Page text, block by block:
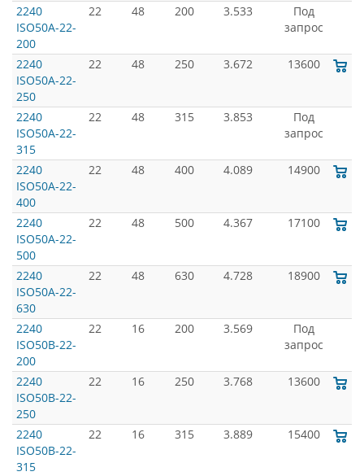
2240
ISO50A-22-
200
22 48 200 3.533
Под
запрос
2240
ISO50A-22-
250
22 48 250 3.672 13600
2240
ISO50A-22-
315
22 48 315 3.853
Под
запрос
2240
ISO50A-22-
400
22 48 400 4.089 14900
2240
ISO50A-22-
500
22 48 500 4.367 17100
2240
ISO50A-22-
630
22 48 630 4.728 18900
2240
ISO50B-22-
200
22 16 200 3.569
Под
запрос
2240
ISO50B-22-
250
22 16 250 3.768 13600
2240
ISO50B-22-
315
22 16 315 3.889 15400